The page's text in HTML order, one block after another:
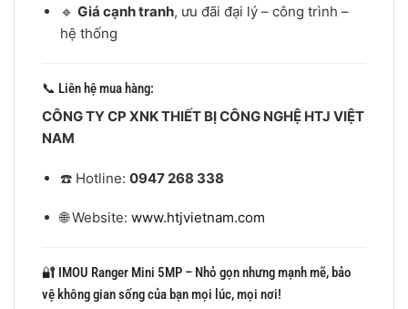
🔹 Giá cạnh tranh, ưu đãi đại lý – công trình –
hệ thống
📞 Liên hệ mua hàng:
CÔNG TY CP XNK THIẾT BỊ CÔNG NGHỆ HTJ VIỆT
NAM
☎️ Hotline: 0947 268 338
🌐 Website: www.htjvietnam.com
🔐 IMOU Ranger Mini 5MP – Nhỏ gọn nhưng mạnh mẽ, bảo
vệ không gian sống của bạn mọi lúc, mọi nơi!